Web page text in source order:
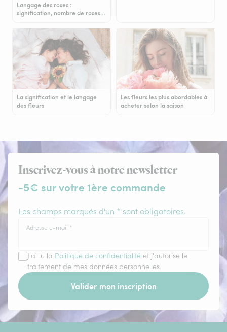
Langage des roses :
signification, nombre de roses…
La signification et le langage
des fleurs
Les fleurs les plus abordables à
acheter selon la saison
Inscrivez-vous à notre newsletter
-5€ sur votre 1ère commande
Les champs marqués d'un * sont obligatoires.
Adresse e-mail *
J'ai lu la Politique de confidentialité et j'autorise le
traitement de mes données personnelles.
Valider mon inscription